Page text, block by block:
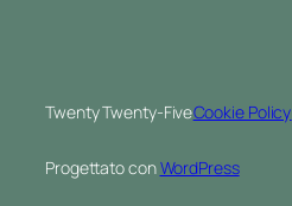
Twenty Twenty-FiveCookie Policy
Progettato conWordPress